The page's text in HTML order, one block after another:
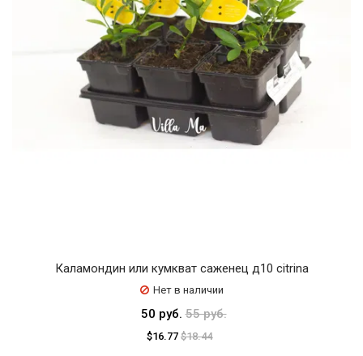
Каламондин или кумкват саженец д10 citrina
Нет в наличии
50 руб.55 руб.
$16.77 $18.44